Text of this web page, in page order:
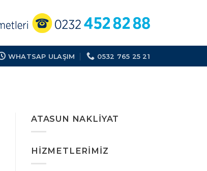
WHATSAP ULAŞIM 0532 765 25 21
ATASUN NAKLIYAT
HIZMETLERIMIZ